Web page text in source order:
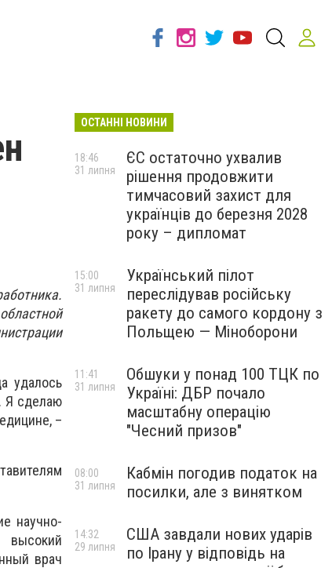
удалось
Я сделаю
–
научно-
врач
ОСТАННІ НОВИНИ
ЄС остаточно ухвалив
рішення продовжити
тимчасовий захист для
українців до березня 2028
року – дипломат
18:46
31 липня
Український пілот
переслідував російську
ракету до самого кордону з
Польщею — Міноборони
15:00
31 липня
Обшуки у понад 100 ТЦК по
Україні: ДБР почало
масштабну операцію
"Чесний призов"
11:41
31 липня
Кабмін погодив податок на
посилки, але з винятком
08:00
31 липня
США завдали нових ударів
по Ірану у відповідь на
14:32
29 липня